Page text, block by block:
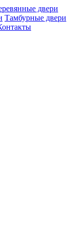
двери
Тамбурные двери